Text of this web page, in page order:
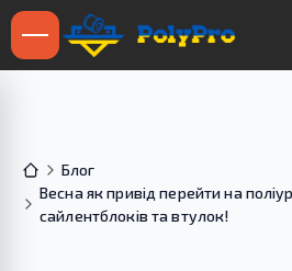
Блог
Весна як привід перейти на
сайлентблоків та втулок!